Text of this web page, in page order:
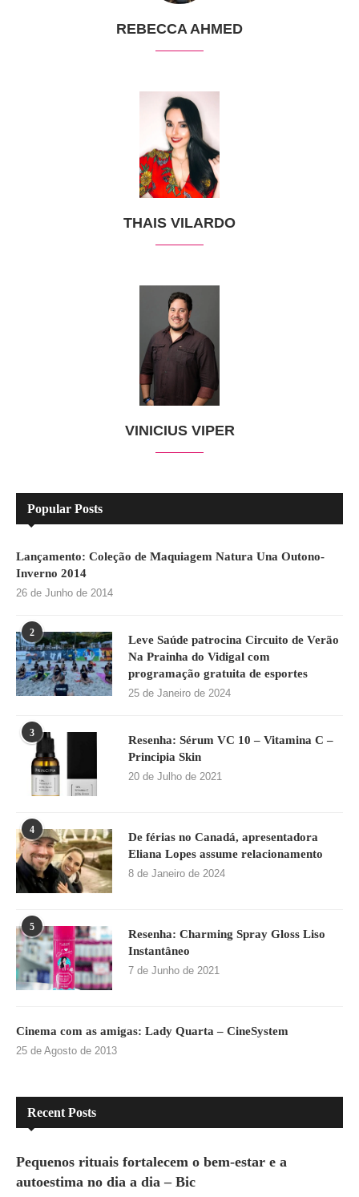
REBECCA AHMED
THAIS VILARDO
VINICIUS VIPER
Popular Posts
Lançamento: Coleção de Maquiagem Natura Una Outono-
Inverno 2014
26 de Junho de 2014
2
Leve Saúde patrocina Circuito de Verão
Na Prainha do Vidigal com
programação gratuita de esportes
25 de Janeiro de 2024
3
Resenha: Sérum VC 10 – Vitamina C –
Principia Skin
20 de Julho de 2021
4
De férias no Canadá, apresentadora
Eliana Lopes assume relacionamento
8 de Janeiro de 2024
5
Resenha: Charming Spray Gloss Liso
Instantâneo
7 de Junho de 2021
Cinema com as amigas: Lady Quarta – CineSystem
25 de Agosto de 2013
Recent Posts
Pequenos rituais fortalecem o bem-estar e a
autoestima no dia a dia – Bic